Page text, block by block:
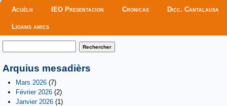
Menu principal
Acuèlh IEO Presentacion Cronicas Dicc. Cantalausa
Ligams amics
Formulaire de recherche
Arquius mesadièrs
Mars 2026 (7)
Février 2026 (2)
Janvier 2026 (1)